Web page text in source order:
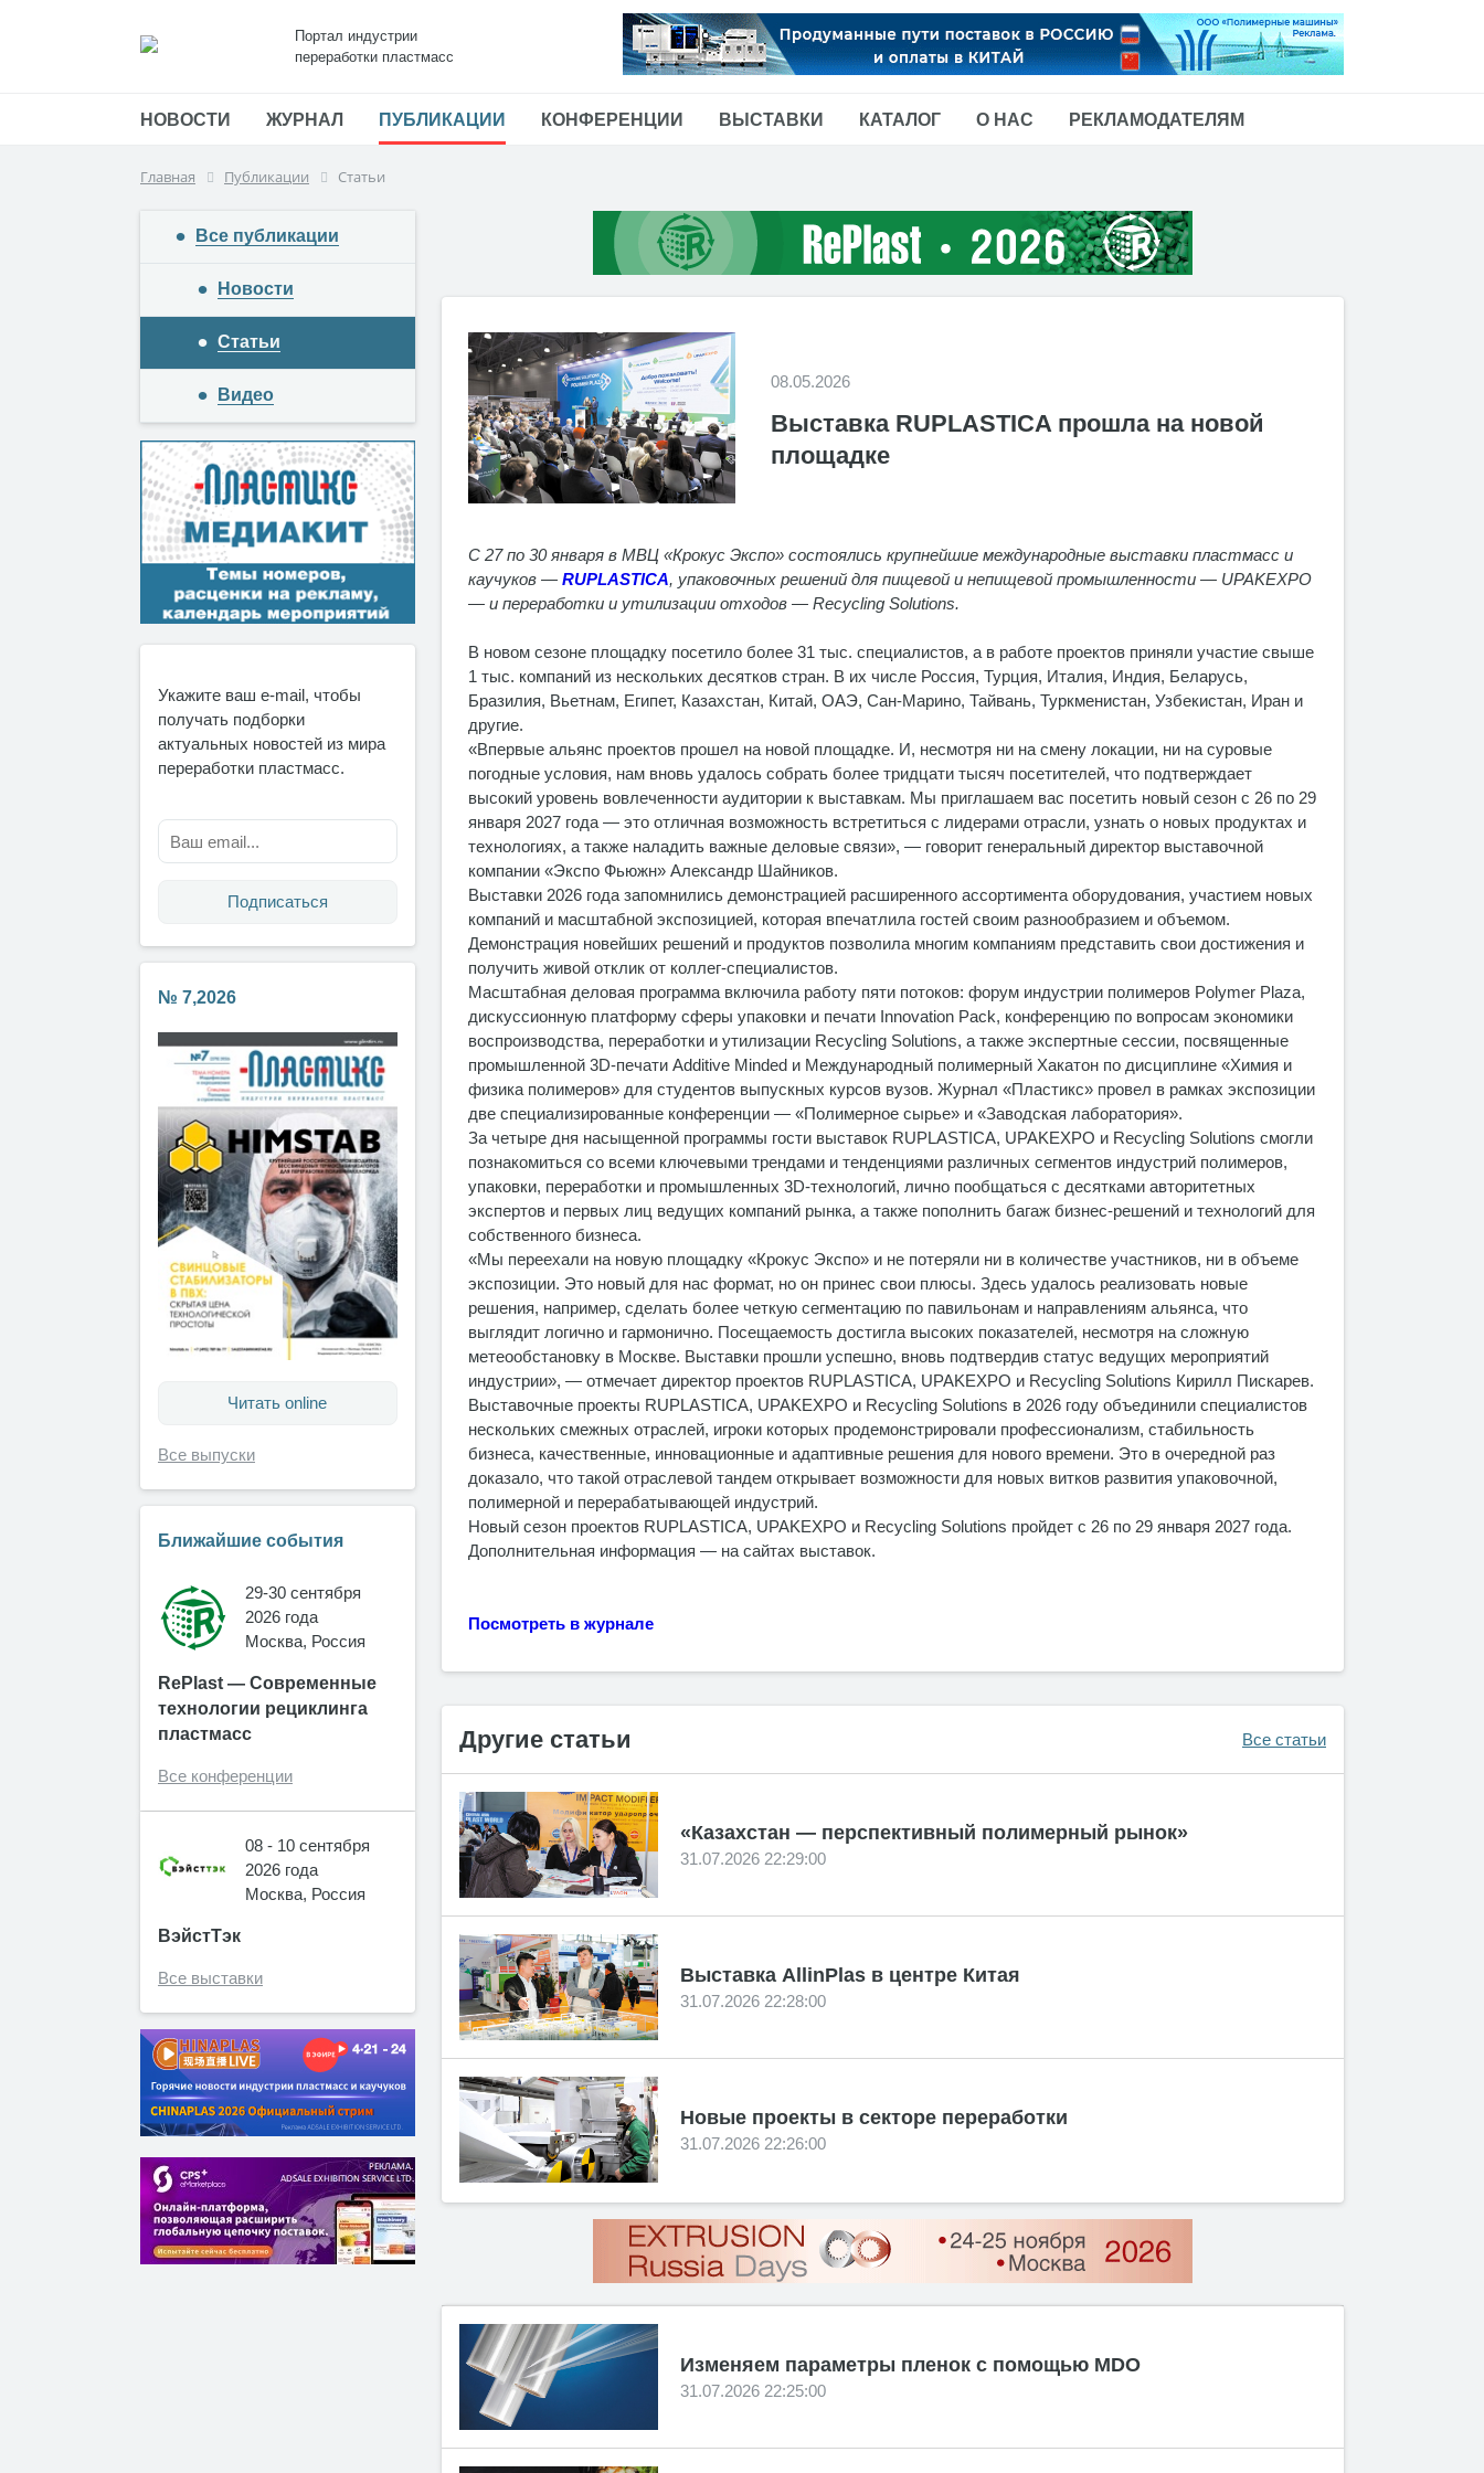
Портал индустрии
переработки пластмасс
НОВОСТИ ЖУРНАЛ ПУБЛИКАЦИИ КОНФЕРЕНЦИИ ВЫСТАВКИ КАТАЛОГ О НАС РЕКЛАМОДАТЕЛЯМ
Главная Публикации Статьи
Все публикации
Новости
Статьи
Видео
№ 7,2026
Читать online
Все выпуски
Ближайшие события
29-30 сентября
2026 года
Москва, Россия
RePlast — Современные
технологии рециклинга
пластмасс
Все конференции
08 - 10 сентября
2026 года
Москва, Россия
ВэйстТэк
Все выставки
Укажите ваш e-mail, чтобы
получать подборки
актуальных новостей из мира
переработки пластмасс.
Подписаться
08.05.2026
Выставка RUPLASTICA прошла на новой
площадке
С 27 по 30 января в МВЦ «Крокус Экспо» состоялись крупнейшие международные выставки пластмасс и
каучуков — RUPLASTICA, упаковочных решений для пищевой и непищевой промышленности — UPAKEXPO
— и переработки и утилизации отходов — Recycling Solutions.
В новом сезоне площадку посетило более 31 тыс. специалистов, а в работе проектов приняли участие свыше
1 тыс. компаний из нескольких десятков стран. В их числе Россия, Турция, Италия, Индия, Беларусь,
Бразилия, Вьетнам, Египет, Казахстан, Китай, ОАЭ, Сан-Марино, Тайвань, Туркменистан, Узбекистан, Иран и
другие.
«Впервые альянс проектов прошел на новой площадке. И, несмотря ни на смену локации, ни на суровые
погодные условия, нам вновь удалось собрать более тридцати тысяч посетителей, что подтверждает
высокий уровень вовлеченности аудитории к выставкам. Мы приглашаем вас посетить новый сезон с 26 по 29
января 2027 года — это отличная возможность встретиться с лидерами отрасли, узнать о новых продуктах и
технологиях, а также наладить важные деловые связи», — говорит генеральный директор выставочной
компании «Экспо Фьюжн» Александр Шайников.
Выставки 2026 года запомнились демонстрацией расширенного ассортимента оборудования, участием новых
компаний и масштабной экспозицией, которая впечатлила гостей своим разнообразием и объемом.
Демонстрация новейших решений и продуктов позволила многим компаниям представить свои достижения и
получить живой отклик от коллег-специалистов.
Масштабная деловая программа включила работу пяти потоков: форум индустрии полимеров Polymer Plaza,
дискуссионную платформу сферы упаковки и печати Innovation Pack, конференцию по вопросам экономики
воспроизводства, переработки и утилизации Recycling Solutions, а также экспертные сессии, посвященные
промышленной 3D-печати Additive Minded и Международный полимерный Хакатон по дисциплине «Химия и
физика полимеров» для студентов выпускных курсов вузов. Журнал «Пластикс» провел в рамках экспозиции
две специализированные конференции — «Полимерное сырье» и «Заводская лаборатория».
За четыре дня насыщенной программы гости выставок RUPLASTICA, UPAKEXPO и Recycling Solutions смогли
познакомиться со всеми ключевыми трендами и тенденциями различных сегментов индустрий полимеров,
упаковки, переработки и промышленных 3D-технологий, лично пообщаться с десятками авторитетных
экспертов и первых лиц ведущих компаний рынка, а также пополнить багаж бизнес-решений и технологий для
собственного бизнеса.
«Мы переехали на новую площадку «Крокус Экспо» и не потеряли ни в количестве участников, ни в объеме
экспозиции. Это новый для нас формат, но он принес свои плюсы. Здесь удалось реализовать новые
решения, например, сделать более четкую сегментацию по павильонам и направлениям альянса, что
выглядит логично и гармонично. Посещаемость достигла высоких показателей, несмотря на сложную
метеообстановку в Москве. Выставки прошли успешно, вновь подтвердив статус ведущих мероприятий
индустрии», — отмечает директор проектов RUPLASTICA, UPAKEXPO и Recycling Solutions Кирилл Пискарев.
Выставочные проекты RUPLASTICA, UPAKEXPO и Recycling Solutions в 2026 году объединили специалистов
нескольких смежных отраслей, игроки которых продемонстрировали профессионализм, стабильность
бизнеса, качественные, инновационные и адаптивные решения для нового времени. Это в очередной раз
доказало, что такой отраслевой тандем открывает возможности для новых витков развития упаковочной,
полимерной и перерабатывающей индустрий.
Новый сезон проектов RUPLASTICA, UPAKEXPO и Recycling Solutions пройдет с 26 по 29 января 2027 года.
Дополнительная информация — на сайтах выставок.
Посмотреть в журнале
Другие статьи Все статьи
«Казахстан — перспективный полимерный рынок»
31.07.2026 22:29:00
Выставка AllinPlas в центре Китая
31.07.2026 22:28:00
Новые проекты в секторе переработки
31.07.2026 22:26:00
Изменяем параметры пленок с помощью MDO
31.07.2026 22:25:00